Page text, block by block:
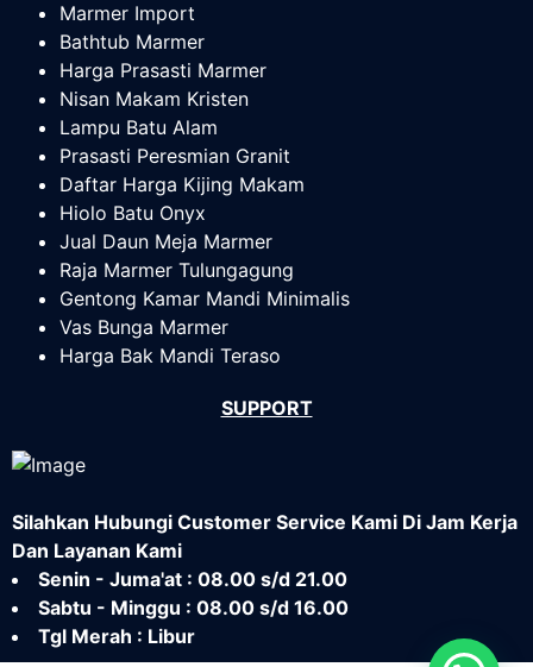
Marmer Import
Bathtub Marmer
Harga Prasasti Marmer
Nisan Makam Kristen
Lampu Batu Alam
Prasasti Peresmian Granit
Daftar Harga Kijing Makam
Hiolo Batu Onyx
Jual Daun Meja Marmer
Raja Marmer Tulungagung
Gentong Kamar Mandi Minimalis
Vas Bunga Marmer
Harga Bak Mandi Teraso
SUPPORT
Silahkan Hubungi Customer Service Kami Di Jam Kerja
Dan Layanan Kami
Senin - Juma'at : 08.00 s/d 21.00
Sabtu - Minggu : 08.00 s/d 16.00
Tgl Merah : Libur